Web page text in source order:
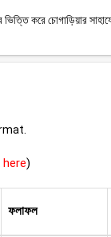
করে চোগাড়িয়ার
)
ফলাফল